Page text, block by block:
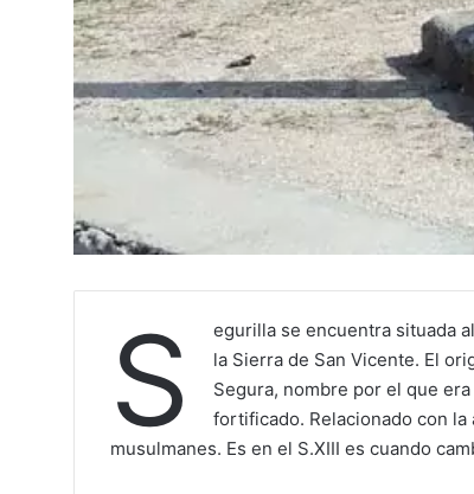
S
egurilla se encuentra situada
la Sierra de San Vicente. El
Segura, nombre por el que
fortificado. Relacionado con
musulmanes. Es en el S.XIII es cuando